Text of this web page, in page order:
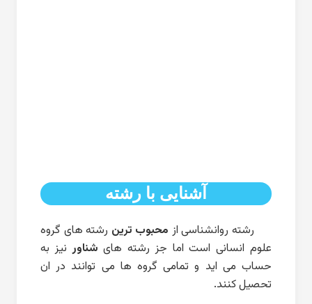
آشنایی با رشته
رشته روانشناسی از محبوب ترین رشته های گروه
علوم انسانی است اما جز رشته هایشناورنیز به
حساب می اید و تمامی گروه ها می توانند در ان
تحصیل کنند.